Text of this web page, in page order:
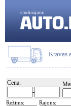
sludinājumi
Kravas
Cena:
-
Režīms: Rajons: